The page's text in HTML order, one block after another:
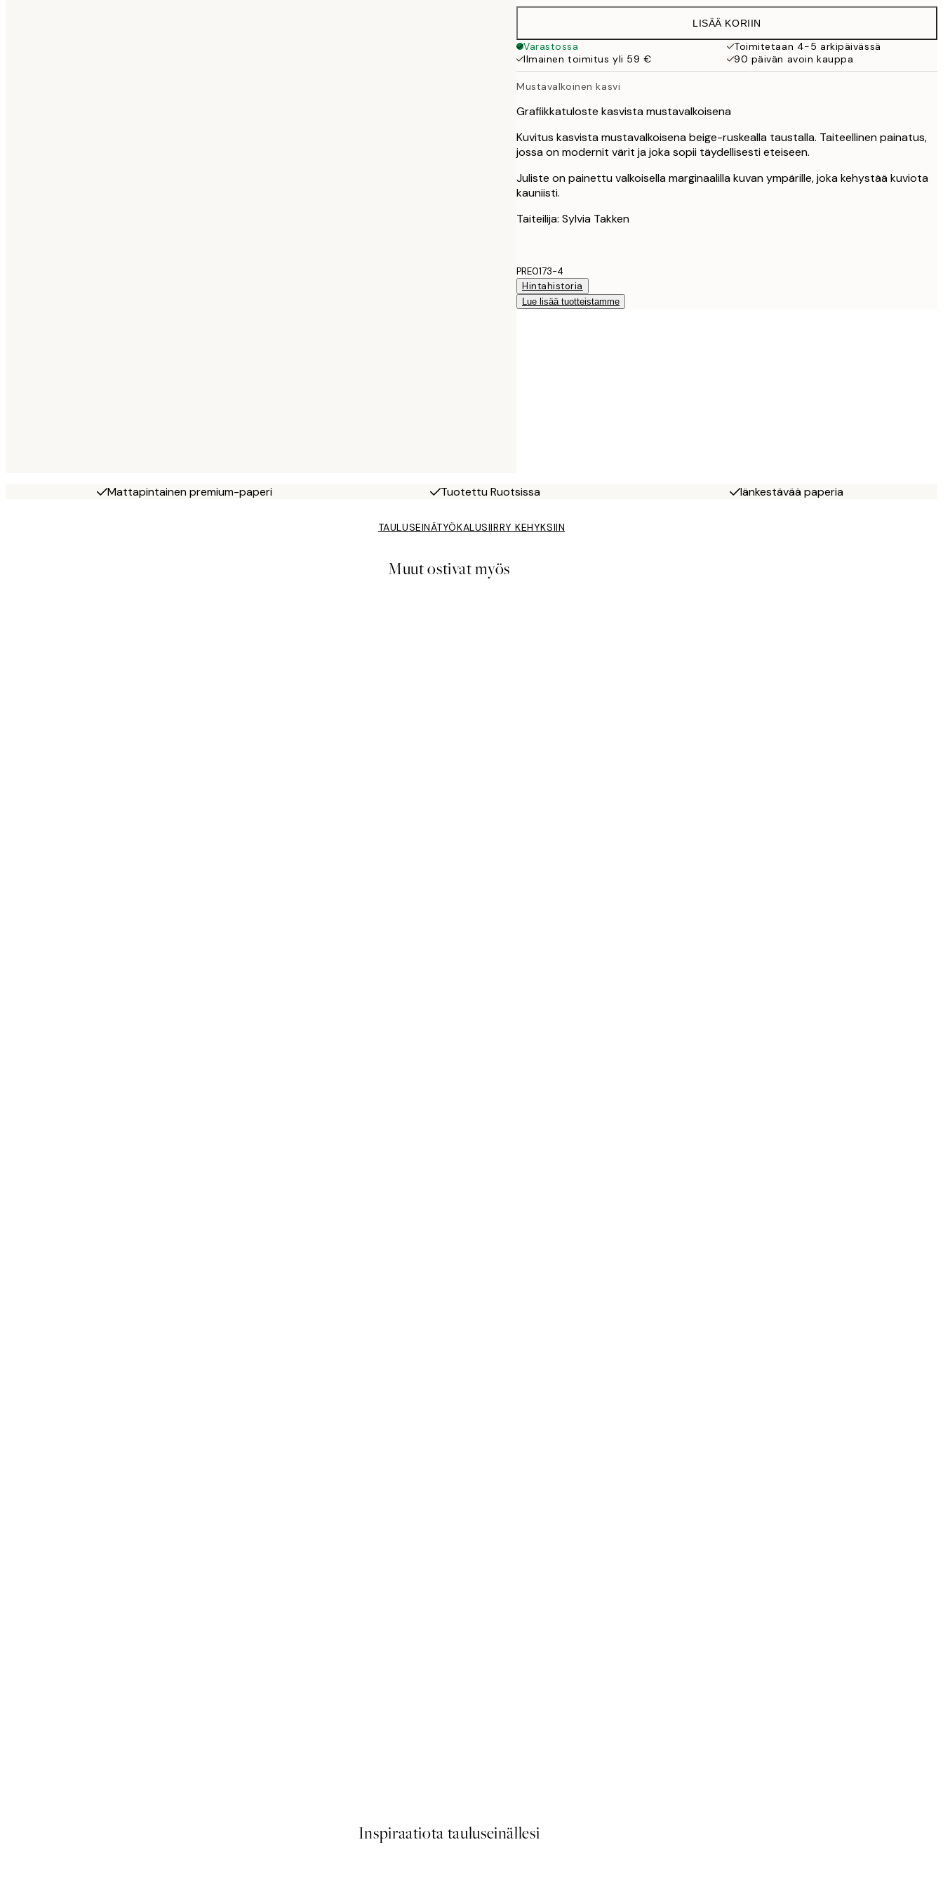
21,95 €
38 €
LISÄÄ KORIIN
Varastossa
Toimitetaan 4-5 arkipäivässä
Ilmainen toimitus yli 59 €
90 päivän avoin kauppa
Mustavalkoinen kasvi
Grafiikkatuloste kasvista mustavalkoisena
Kuvitus kasvista mustavalkoisena beige-ruskealla taustalla. Taiteellinen painatus,
jossa on modernit värit ja joka sopii täydellisesti eteiseen.
Juliste on painettu valkoisella marginaalilla kuvan ympärille, joka kehystää kuviota
kauniisti.
Taiteilija: Sylvia Takken
PRE0173-4
Hintahistoria
Lue lisää tuotteistamme
Mattapintainen premium-paperi Tuotettu Ruotsissa Iänkestävää paperia
TAULUSEINÄTYÖKALUSIIRRY KEHYKSIIN
Muut ostivat myös
Inspiraatiota tauluseinällesi